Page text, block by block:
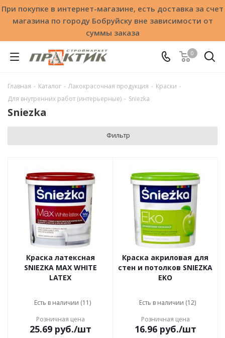
При покупке в интернет-магазине, есть доставка за счет
магазина по городу Бобруйску вне зависимости от
суммы заказа
0
Главная - Каталог - Лакокрасочная продукция - Краски -
Для внутренних работ (интерьерные) - Sniezka
Sniezka
Фильтр
Краска латексная
SNIEZKA MAX WHITE
LATEX
Есть в наличии (11)
Розничная цена
25.69руб./шт
Краска акриловая для
стен и потолков SNIEZKA
EKO
Есть в наличии (12)
Розничная цена
16.96руб./шт